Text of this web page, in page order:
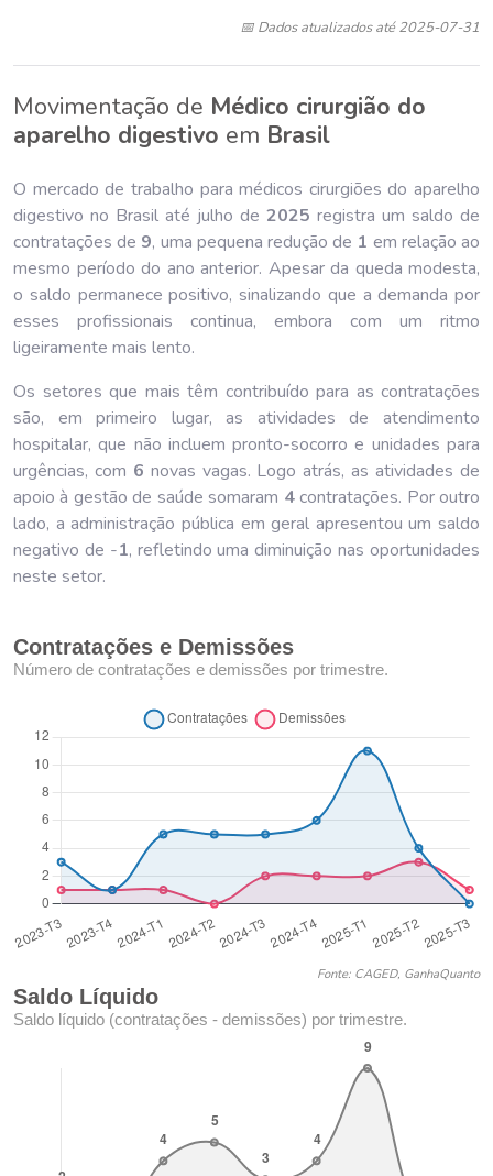
📅 Dados atualizados até 2025-07-31
Movimentação de Médico cirurgião do
aparelho digestivo em Brasil
O mercado de trabalho para médicos cirurgiões do aparelho
digestivo no Brasil até julho de 2025 registra um saldo de
contratações de 9, uma pequena redução de 1 em relação ao
mesmo período do ano anterior. Apesar da queda modesta,
o saldo permanece positivo, sinalizando que a demanda por
esses profissionais continua, embora com um ritmo
ligeiramente mais lento.
Os setores que mais têm contribuído para as contratações
são, em primeiro lugar, as atividades de atendimento
hospitalar, que não incluem pronto-socorro e unidades para
urgências, com 6 novas vagas. Logo atrás, as atividades de
apoio à gestão de saúde somaram 4contratações. Por outro
lado, a administração pública em geral apresentou um saldo
negativo de -1, refletindo uma diminuição nas oportunidades
neste setor.
Contratações e Demissões
Número de contratações e demissões por trimestre.
Fonte: CAGED, GanhaQuanto
Saldo Líquido
Saldo líquido (contratações - demissões) por trimestre.